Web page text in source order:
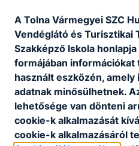
2026. júl. 6.
A Tolna Vármegyei SZC
Vendéglátó és Turisztikai
Szakképző Iskola
formájában információkat
használt eszközén,
adatnak minősülhetnek.
lehetősége van dönteni
cookie-k alkalmazását
cookie-k alkalmazásáról